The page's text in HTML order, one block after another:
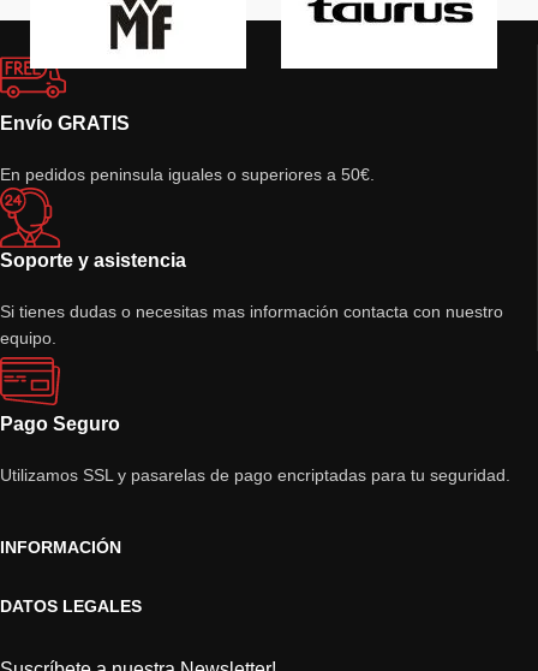
Envío GRATIS
En pedidos peninsula iguales o superiores a 50€.
Soporte y asistencia
Si tienes dudas o necesitas mas información contacta con nuestro
equipo.
Pago Seguro
Utilizamos SSL y pasarelas de pago encriptadas para tu seguridad.
INFORMACIÓN
DATOS LEGALES